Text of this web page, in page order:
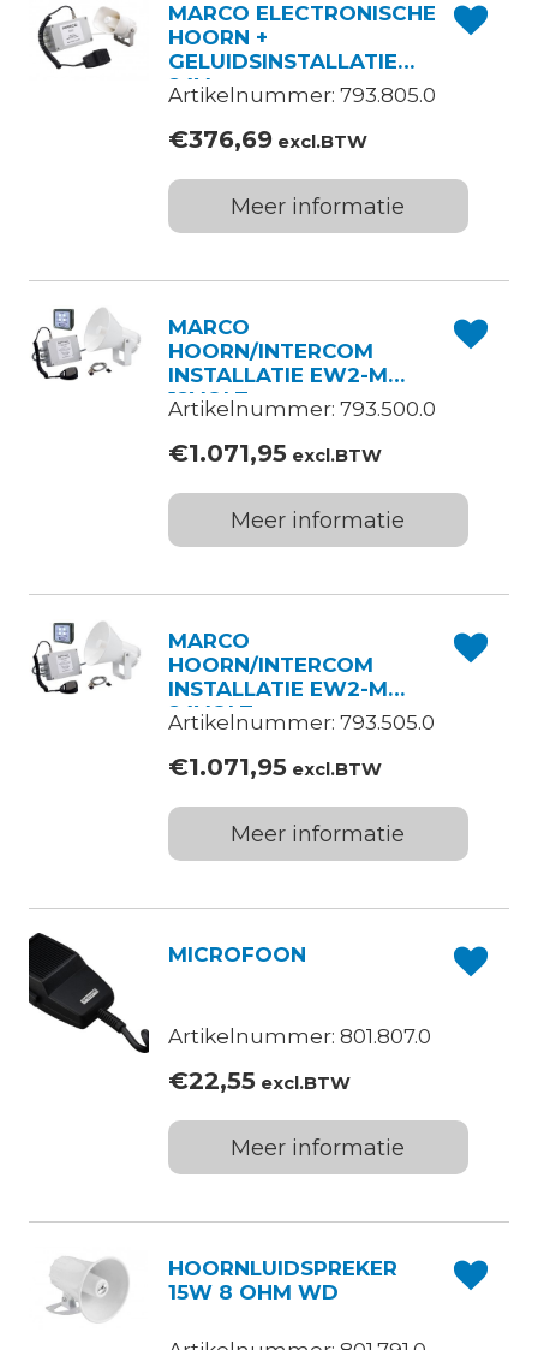
MARCO ELECTRONISCHE
HOORN +
GELUIDSINSTALLATIE
24V
Artikelnummer: 793.805.0
€376,69excl.BTW
Meer informatie
MARCO
HOORN/INTERCOM
INSTALLATIE EW2-M
12VOLT
Artikelnummer: 793.500.0
€1.071,95excl.BTW
Meer informatie
MARCO
HOORN/INTERCOM
INSTALLATIE EW2-M
24VOLT
Artikelnummer: 793.505.0
€1.071,95excl.BTW
Meer informatie
MICROFOON
Artikelnummer: 801.807.0
€22,55excl.BTW
Meer informatie
HOORNLUIDSPREKER
15W 8 OHM WD